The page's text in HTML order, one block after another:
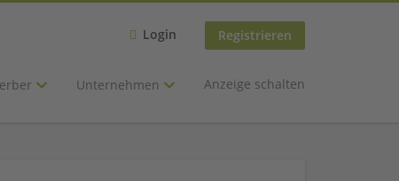
Login Registrieren
Unternehmen Anzeige schalten